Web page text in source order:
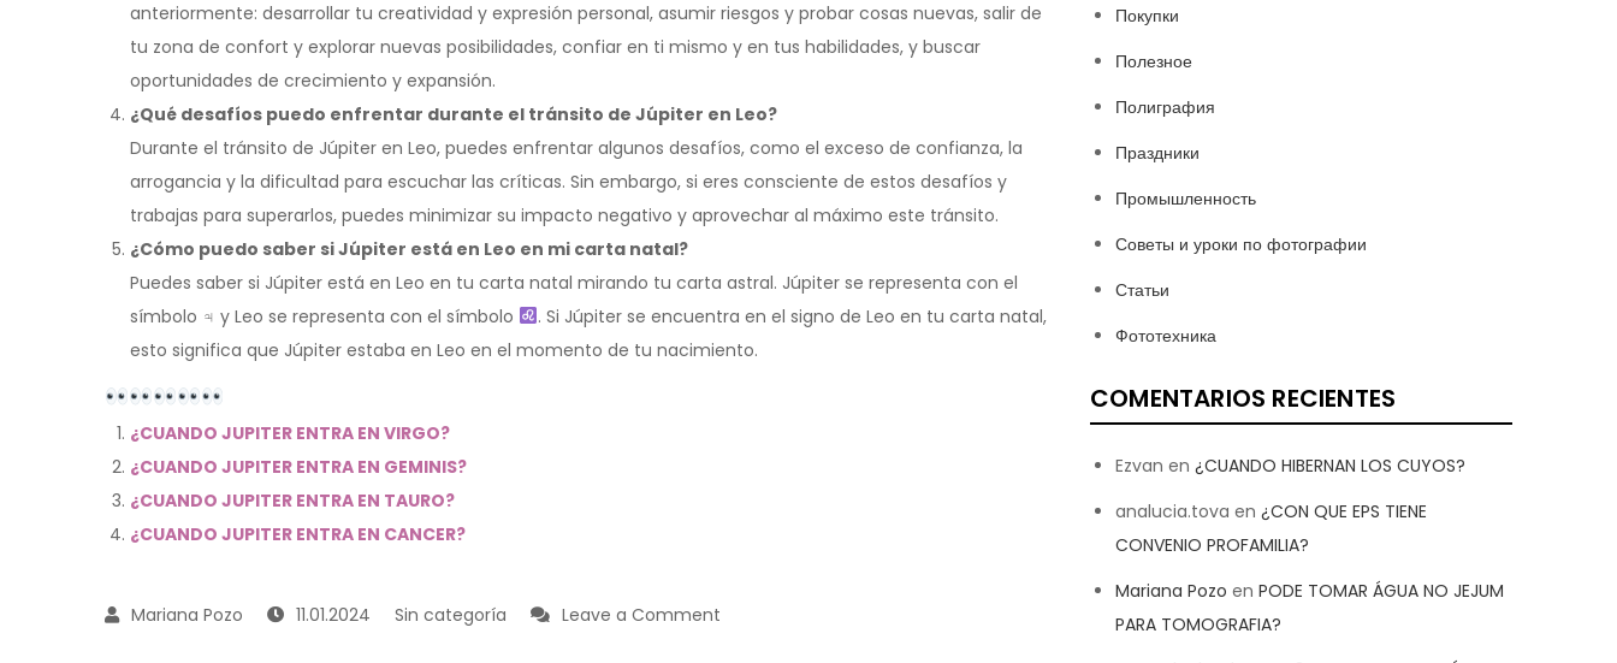
anteriormente: desarrollar tu creatividad y expresión personal, asumir riesgos y probar cosas nuevas, salir de
tu zona de confort y explorar nuevas posibilidades, confiar en ti mismo y en tus habilidades, y buscar
oportunidades de crecimiento y expansión.
¿Qué desafíos puedo enfrentar durante el tránsito de Júpiter en Leo?
Durante el tránsito de Júpiter en Leo, puedes enfrentar algunos desafíos, como el exceso de confianza, la
arrogancia y la dificultad para escuchar las críticas. Sin embargo, si eres consciente de estos desafíos y
trabajas para superarlos, puedes minimizar su impacto negativo y aprovechar al máximo este tránsito.
¿Cómo puedo saber si Júpiter está en Leo en mi carta natal?
Puedes saber si Júpiter está en Leo en tu carta natal mirando tu carta astral. Júpiter se representa con el
símbolo ♃ y Leo se representa con el símbolo
. Si Júpiter se encuentra en el signo de Leo en tu carta natal,
esto significa que Júpiter estaba en Leo en el momento de tu nacimiento.
¿CUANDO JUPITER ENTRA EN VIRGO?
¿CUANDO JUPITER ENTRA EN GEMINIS?
¿CUANDO JUPITER ENTRA EN TAURO?
¿CUANDO JUPITER ENTRA EN CANCER?
11.01.2024 Sin categoría Leave a Comment
Покупки
Полезное
Полиграфия
Праздники
Промышленность
Советы и уроки по фотографии
Статьи
Фототехника
COMENTARIOS RECIENTES
Ezvan en ¿CUANDO HIBERNAN LOS CUYOS?
analucia.tova en ¿CON QUE EPS TIENE
CONVENIO PROFAMILIA?
Mariana Pozo en PODE TOMAR ÁGUA NO JEJUM
PARA TOMOGRAFIA?